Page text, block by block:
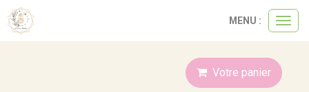
MENU :
Votre panier
Panneau de gestion des cookies